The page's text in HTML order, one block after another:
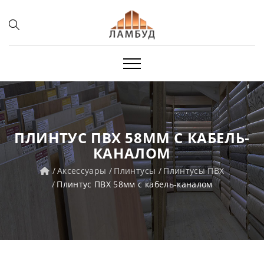
ПЛИНТУС ПВХ 58ММ С КАБЕЛЬ-
КАНАЛОМ
Аксессуары Плинтусы
Плинтусы ПВХ
Плинтус ПВХ 58мм с кабель-каналом